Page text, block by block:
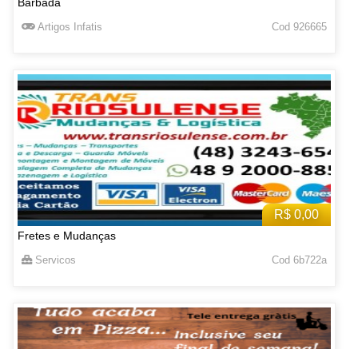
Barbada
Artigos Infatis Cod 926665
R$ 0,00
Fretes e Mudanças
Servicos Cod 6b722a